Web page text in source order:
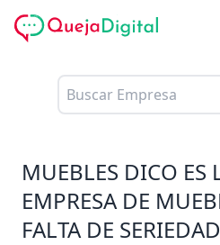
MUEBLES DICO ES
EMPRESA DE
FALTA DE SERIEDAD